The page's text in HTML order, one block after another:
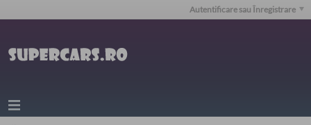
Autentificare sau Înregistrare